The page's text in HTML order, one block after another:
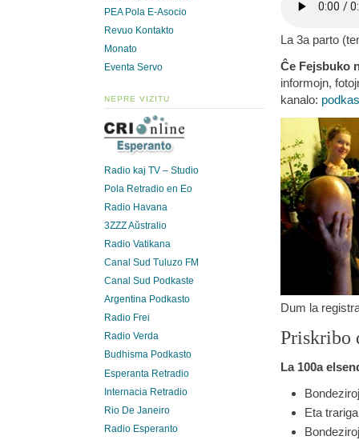
La 3a parto
Ĉe Fejsbuko
informojn,
kanalo:
Dum la
Priskribo
La 100a
Eta
PEA Pola E-Asocio
Revuo Kontakto
Monato
Eventa Servo
NEPRE VIZITU
Radio kaj TV – Studio
Pola Retradio en Eo
Radio Havana
3ZZZ Aŭstralio
Radio Vatikana
Canal Sud Tuluzo FM
Canal Sud Podkaste
Argentina Podkasto
Radio Frei
Radio Verda
Budhisma Podkasto
Esperanta Retradio
Internacia Retradio
Rio De Janeiro
Radio Esperanto